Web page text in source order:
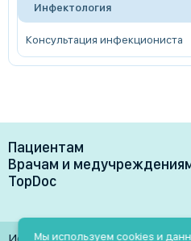
Инфектология
Консультация инфекциониста
Пациентам
Врачи
Клиники
Лаборатории
Врачам и
Преимущества
TopDoc
Контакты
Мы используем cookies и